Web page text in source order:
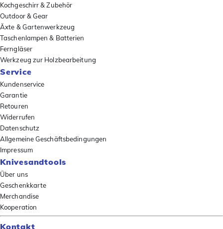
Kochgeschirr & Zubehör
Outdoor & Gear
Äxte & Gartenwerkzeug
Taschenlampen & Batterien
Ferngläser
Werkzeug zur Holzbearbeitung
Service
Kundenservice
Garantie
Retouren
Widerrufen
Datenschutz
Allgemeine Geschäftsbedingungen
Impressum
Knivesandtools
Über uns
Geschenkkarte
Merchandise
Kooperation
Kontakt